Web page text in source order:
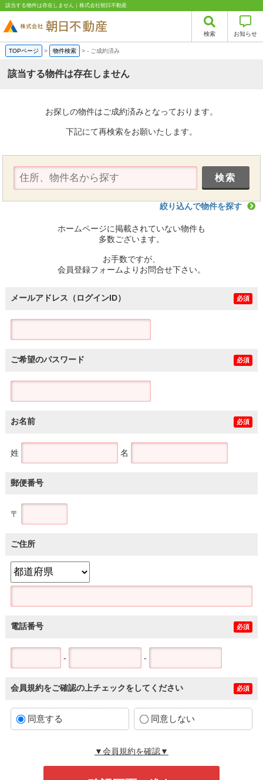
該当する物件は存在しません｜株式会社朝日不動産
検索 お知らせ
TOPページ > 物件検索 >- ご成約済み
該当する物件は存在しません
お探しの物件はご成約済みとなっております。
下記にて再検索をお願いたします。
絞り込んで物件を探す
ホームページに掲載されていない物件も
多数ございます。
お手数ですが、
会員登録フォームよりお問合せ下さい。
メールアドレス（ログインID） 必須
ご希望のパスワード 必須
お名前 必須
姓 名
郵便番号
〒
ご住所
電話番号 必須
- -
会員規約をご確認の上チェックをしてください 必須
同意する 同意しない
▼会員規約を確認▼